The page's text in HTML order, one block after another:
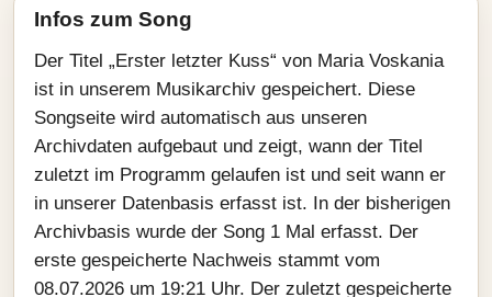
Infos zum Song
Der Titel „Erster letzter Kuss“ von Maria Voskania
ist in unserem Musikarchiv gespeichert. Diese
Songseite wird automatisch aus unseren
Archivdaten aufgebaut und zeigt, wann der Titel
zuletzt im Programm gelaufen ist und seit wann er
in unserer Datenbasis erfasst ist. In der bisherigen
Archivbasis wurde der Song 1 Mal erfasst. Der
erste gespeicherte Nachweis stammt vom
08.07.2026 um 19:21 Uhr. Der zuletzt gespeicherte